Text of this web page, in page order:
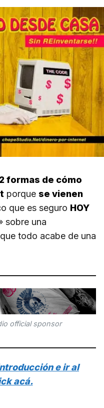
formas de cómo
porque se vienen
que es seguro HOY
sobre una
todo acabe de una
official sponsor
e ir al
acá.